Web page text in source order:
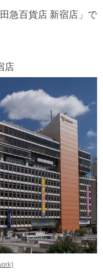
急百貨店 新宿店」で
店